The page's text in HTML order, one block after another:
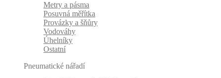
Metry a pásma
Posuvná měřítka
Provázky a šňůry
Vodováhy
Úhelníky
Ostatní
Pneumatické nářadí